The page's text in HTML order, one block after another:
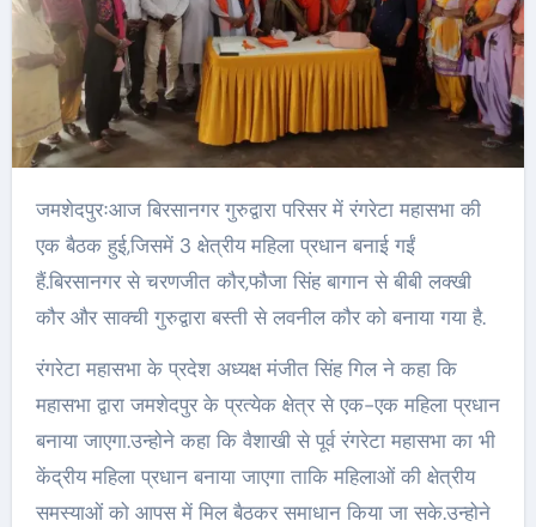
जमशेदपुरःआज बिरसानगर गुरुद्वारा परिसर में रंगरेटा महासभा की
एक बैठक हुई,जिसमें 3 क्षेत्रीय महिला प्रधान बनाई गईं
हैं.बिरसानगर से चरणजीत कौर,फौजा सिंह बागान से बीबी लक्खी
कौर और साक्ची गुरुद्वारा बस्ती से लवनील कौर को बनाया गया है.
रंगरेटा महासभा के प्रदेश अध्यक्ष मंजीत सिंह गिल ने कहा कि
महासभा द्वारा जमशेदपुर के प्रत्येक क्षेत्र से एक-एक महिला प्रधान
बनाया जाएगा.उन्होने कहा कि वैशाखी से पूर्व रंगरेटा महासभा का भी
केंद्रीय महिला प्रधान बनाया जाएगा ताकि महिलाओं की क्षेत्रीय
समस्याओं को आपस में मिल बैठकर समाधान किया जा सके.उन्होने